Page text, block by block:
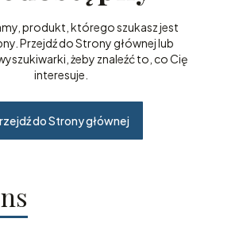
produkt, którego szukasz jest
Przejdź do Strony głównej lub
żeby znaleźć to, co Cię
interesuje.
do Strony głównej